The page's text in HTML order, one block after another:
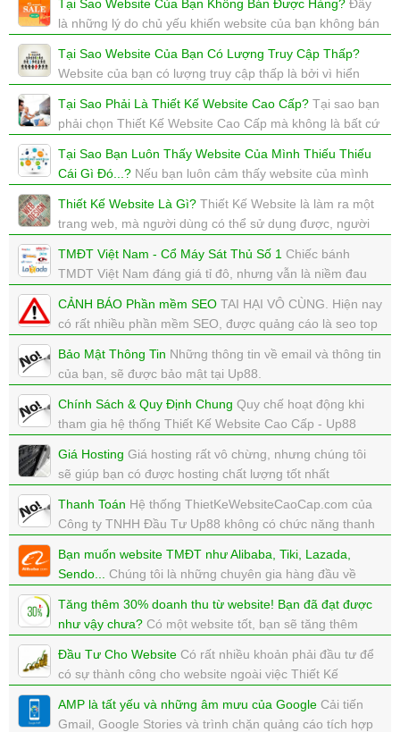
của Thiết Kế Website Cao Cấp
xem: 2947 | cập nhật: 01/08/2017 22:43
Tại Sao Website Của Bạn Không Bán Được Hàng? Đây
là những lý do chủ yếu khiến website của bạn không bán
bại.
xem: 3436 | cập nhật: 01/08/2017 22:26
Tại Sao Website Của Bạn Có Lượng Truy Cập Thấp?
Website của bạn có lượng truy cập thấp là bởi vì hiển
xem: 3667 | cập nhật: 01/08/2017 22:23
Tại Sao Phải Là Thiết Kế Website Cao Cấp? Tại sao bạn
phải chọn Thiết Kế Website Cao Cấp mà không là bất cứ
xem: 2788 | cập nhật: 01/08/2017 22:16
Tại Sao Bạn Luôn Thấy Website Của Mình Thiếu Thiếu
Cái Gì Đó...? Nếu bạn luôn cảm thấy website của mình
đáp ứng được mong muốn của chính bạn.
xem: 2820 | cập nhật: 01/08/2017 22:12
Thiết Kế Website Là Gì? Thiết Kế Website là làm ra một
trang web, mà người dùng có thể sử dụng được, người
xem: 3312 | cập nhật: 31/07/2017 01:14
TMĐT Việt Nam - Cổ Máy Sát Thủ Số 1 Chiếc bánh
TMDT Việt Nam đáng giá tỉ đô, nhưng vẫn là niềm đau
CẢNH BÁO Phần mềm SEO TAI HẠI VÔ CÙNG. Hiện nay
có rất nhiều phần mềm SEO, được quảng cáo là seo top
xem: 6922 | cập nhật: 17/12/2018 15:36
Bảo Mật Thông Tin Những thông tin về email và thông tin
của bạn, sẽ được bảo mật tại Up88.
Chính Sách & Quy Định Chung Quy chế hoạt động khi
tham gia hệ thống Thiết Kế Website Cao Cấp - Up88
Giá Hosting Giá hosting rất vô chừng, nhưng chúng tôi
sẽ giúp bạn có được hosting chất lượng tốt nhất
Thanh Toán Hệ thống ThietKeWebsiteCaoCap.com của
Công ty TNHH Đầu Tư Up88 không có chức năng thanh
xem: 5244 | cập nhật: 24/07/2018 15:58
Bạn muốn website TMĐT như Alibaba, Tiki, Lazada,
Sendo... Chúng tôi là những chuyên gia hàng đầu về
miễn phí tuyệt vời nhất mà bạn muốn tìm kiếm.
xem: 10911 | cập nhật: 04/07/2018 14:02
Tăng thêm 30% doanh thu từ website! Bạn đã đạt được
như vậy chưa? Có một website tốt, bạn sẽ tăng thêm
Đầu Tư Cho Website Có rất nhiều khoản phải đầu tư để
có sự thành công cho website ngoài việc Thiết Kế
xem: 5355 | cập nhật: 20/02/2018 11:40
AMP là tất yếu và những âm mưu của Google Cải tiến
Gmail, Google Stories và trình chặn quảng cáo tích hợp